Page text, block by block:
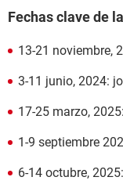
Fechas clave de
13-21 noviembre,
3-11 junio, 2024:
17-25 marzo,
1-9 septiembre
6-14 octubre,